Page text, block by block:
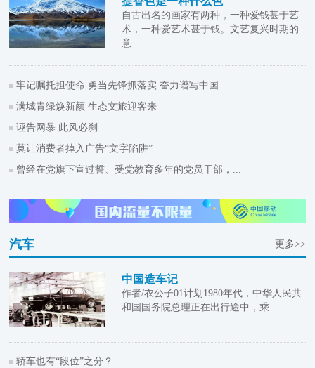
自古出名的画家有两种，一种爱钱甚于艺
术，一种爱艺术甚于钱。文艺复兴时期的
意...
牢记嘱托担使命 勇当先锋抓落实 奋力谱写中国...
满城青绿焕新颜 生态文旅迎客来
诬告网暴 此风必刹
莫让消费者掉入广告“文字陷阱”
曾经在党旗下宣过誓、受党教育多年的党员干部，...
汽车 更多>>
中国造车记
作者/衣公子01计划1980年代，中华人民共
和国国务院总理正在出行途中，乘...
轿车也有“段位”之分？